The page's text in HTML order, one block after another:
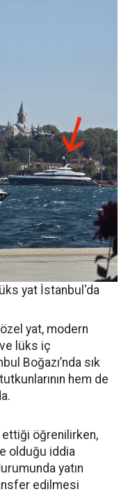
yat İstanbul'da
yat, modern
ve lüks iç
Boğazı’nda sık
hem de
ettiği öğrenilirken,
olduğu iddia
yatın
edilmesi